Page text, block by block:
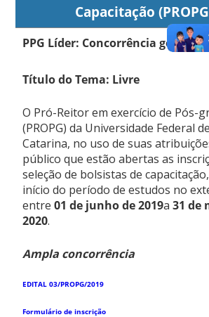
Capacitação
PPG Líder: Concorrência geral
Título do Tema: Livre
O Pró-Reitor em exercício de Pós-
(PROPG) da Universidade Federal
Catarina, no uso de suas
público que estão abertas as
seleção de bolsistas de
início do período de estudos no
entre01 de junho de 2019a31 de
2020.
Ampla concorrência
EDITAL 03/PROPG/2019
Formulário de inscrição